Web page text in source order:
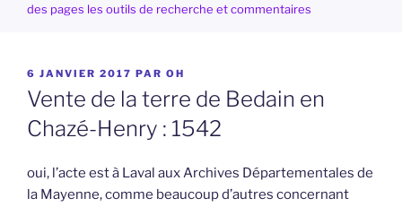
des pages les outils de recherche et commentaires
PUBLIÉ
LE
6 JANVIER 2017 PAR OH
Vente de la terre de Bedain en
Chazé-Henry : 1542
oui, l’acte est à Laval aux Archives Départementales de
la Mayenne, comme beaucoup d’autres concernant